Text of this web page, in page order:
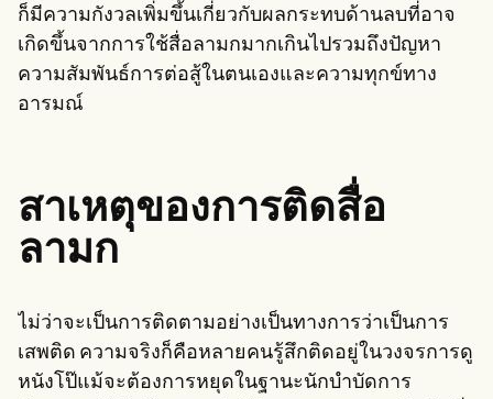
ก็มีความกังวลเพิ่มขึ้นเกี่ยวกับผลกระทบด้านลบที่อาจ
เกิดขึ้นจากการใช้สื่อลามกมากเกินไปรวมถึงปัญหา
ความสัมพันธ์การต่อสู้ในตนเองและความทุกข์ทาง
อารมณ์
สาเหตุของการติดสื่อ
ลามก
ไม่ว่าจะเป็นการติดตามอย่างเป็นทางการว่าเป็นการ
เสพติด ความจริงก็คือหลายคนรู้สึกติดอยู่ในวงจรการดู
หนังโป๊แม้จะต้องการหยุดในฐานะนักบำบัดการ